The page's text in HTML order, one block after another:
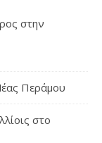
στην
Περάμου
στο